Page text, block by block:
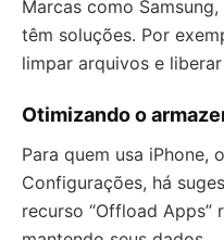
Marcas como
têm soluções. Por
limpar arquivos e
Otimizando o
Para quem usa iPhone,
Configurações, há
recurso “Offload Apps”